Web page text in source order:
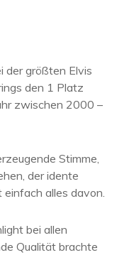
der größten Elvis
den 1 Platz
zwischen 2000 –
Stimme,
der idente
alles davon.
bei allen
Qualität brachte